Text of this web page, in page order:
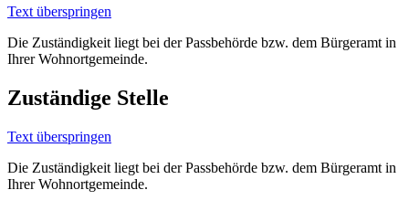
Text überspringen
Die Zuständigkeit liegt bei der Passbehörde bzw. dem Bürgeramt in
Ihrer Wohnortgemeinde.
Zuständige Stelle
Text überspringen
Die Zuständigkeit liegt bei der Passbehörde bzw. dem Bürgeramt in
Ihrer Wohnortgemeinde.